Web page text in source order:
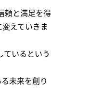
頼と満足を得
えていきま
いるという
未来を創り